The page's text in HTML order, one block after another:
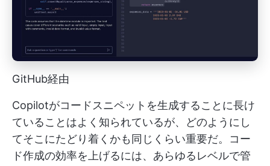
GitHub経由
Copilotがコードスニペットを生成することに長け
ていることはよく知られているが、どのようにし
てそこにたどり着くかも同じくらい重要だ。コー
ド作成の効率を上げるには、あらゆるレベルで管